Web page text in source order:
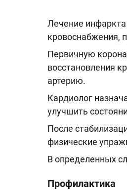
Лечение
кровоснабжения,
Первичную
восстановления
артерию.
Кардиолог
улучшить
После
физические
В определенных
Профилактика